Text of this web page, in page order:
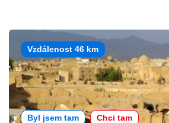
Vzdálenost 46 km
Byl jsem tam Chci tam